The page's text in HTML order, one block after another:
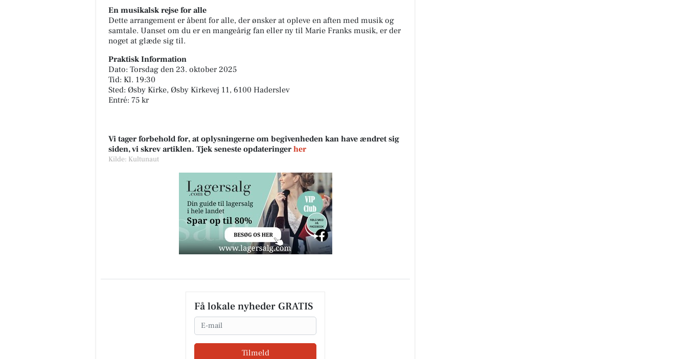
En musikalsk rejse for alle
Dette arrangement er åbent for alle, der ønsker at opleve en aften med musik og
samtale. Uanset om du er en mangeårig fan eller ny til Marie Franks musik, er der
noget at glæde sig til.
Praktisk Information
Dato: Torsdag den 23. oktober 2025
Tid: Kl. 19:30
Sted: Øsby Kirke, Øsby Kirkevej 11, 6100 Haderslev
Entré: 75 kr
Vi tager forbehold for, at oplysningerne om begivenheden kan have ændret sig
siden, vi skrev artiklen. Tjek seneste opdateringer her
Kilde: Kultunaut
Få lokale nyheder GRATIS
Email
Tilmeld